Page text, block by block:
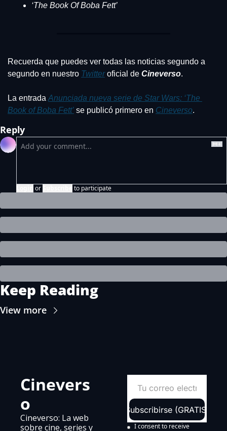
‘The Book Of Boba Fett’
Recuerda que puedes ver todas las noticias segundo a
segundo en nuestro Twitter oficial de Cineverso.
La entrada Anunciada nueva serie de Star Wars: ‘The
Book of Boba Fett’ se publicó primero en Cineverso.
Reply
or to participate
Keep Reading
View more
Cinevers
o
Cineverso: La web
sobre cine, series y
Subscribirse (GRATIS)
I consent to receive